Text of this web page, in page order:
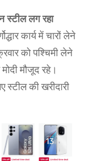
स्टील लग रहा
कार्य में चारों लेने
को पश्चिमी लेने
मौजूद रहे।
स्टील की खरीदारी